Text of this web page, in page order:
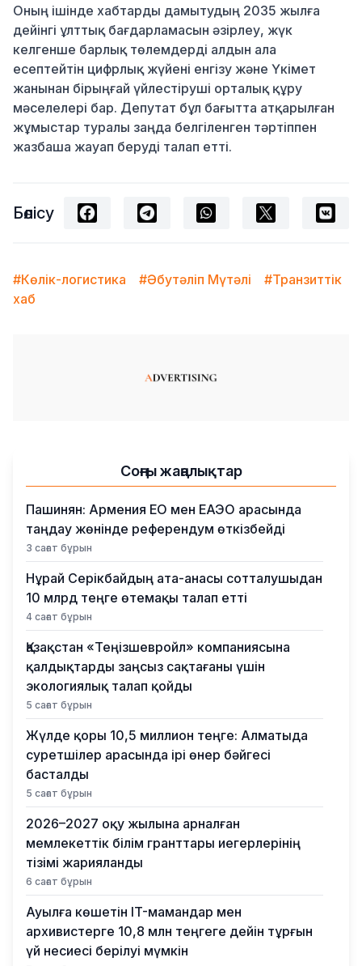
Оның ішінде хабтарды дамытудың 2035 жылға
дейінгі ұлттық бағдарламасын әзірлеу, жүк
келгенше барлық төлемдерді алдын ала
есептейтін цифрлық жүйені енгізу және Үкімет
жанынан бірыңғай үйлестіруші орталық құру
мәселелері бар. Депутат бұл бағытта атқарылған
жұмыстар туралы заңда белгіленген тәртіппен
жазбаша жауап беруді талап етті.
Бөлісу
#Көлік-логистика #Әбутәліп Мүтәлі
#Транзиттік
хаб
Соңғы жаңалықтар
Пашинян: Армения ЕО мен ЕАЭО арасында
таңдау жөнінде референдум өткізбейді
3 сағат бұрын
Нұрай Серікбайдың ата-анасы сотталушыдан
10 млрд теңге өтемақы талап етті
4 сағат бұрын
Қазақстан «Теңізшевройл» компаниясына
қалдықтарды заңсыз сақтағаны үшін
экологиялық талап қойды
5 сағат бұрын
Жүлде қоры 10,5 миллион теңге: Алматыда
суретшілер арасында ірі өнер бәйгесі
басталды
5 сағат бұрын
2026–2027 оқу жылына арналған
мемлекеттік білім гранттары иегерлерінің
тізімі жарияланды
6 сағат бұрын
Ауылға көшетін IT-мамандар мен
архивистерге 10,8 млн теңгеге дейін тұрғын
үй несиесі берілуі мүмкін